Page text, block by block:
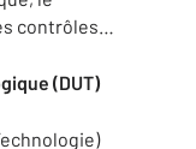
contrôles…
(DUT)